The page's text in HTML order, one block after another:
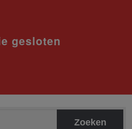
Zoeken